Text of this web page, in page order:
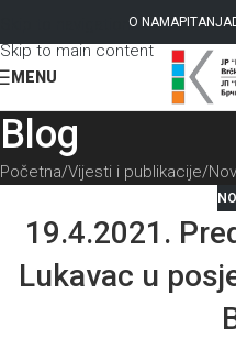
Skip to navigation
Skip to main content
O NAMAPITANJA
MENU
Blog
Početna Vijesti i publikacije
19.4.2021.
Lukavac u